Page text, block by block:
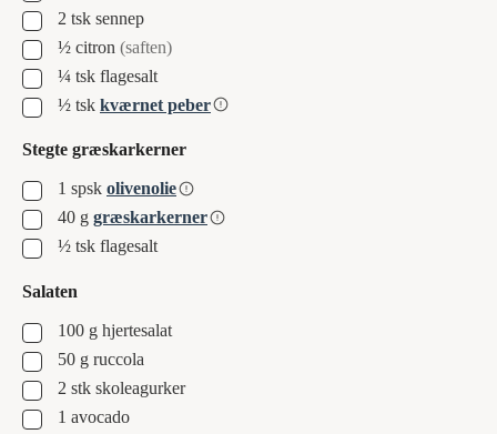
▢
2 tsk sennep
▢
½ citron (saften)
▢
¼ tsk flagesalt
▢
½ tsk kværnet peber
Stegte græskarkerner
▢1 spsk olivenolie
▢
40 g græskarkerner
▢
½ tsk flagesalt
Salaten
▢100 g hjertesalat
▢
50 g ruccola
▢
2 stk skoleagurker
▢1 avocado